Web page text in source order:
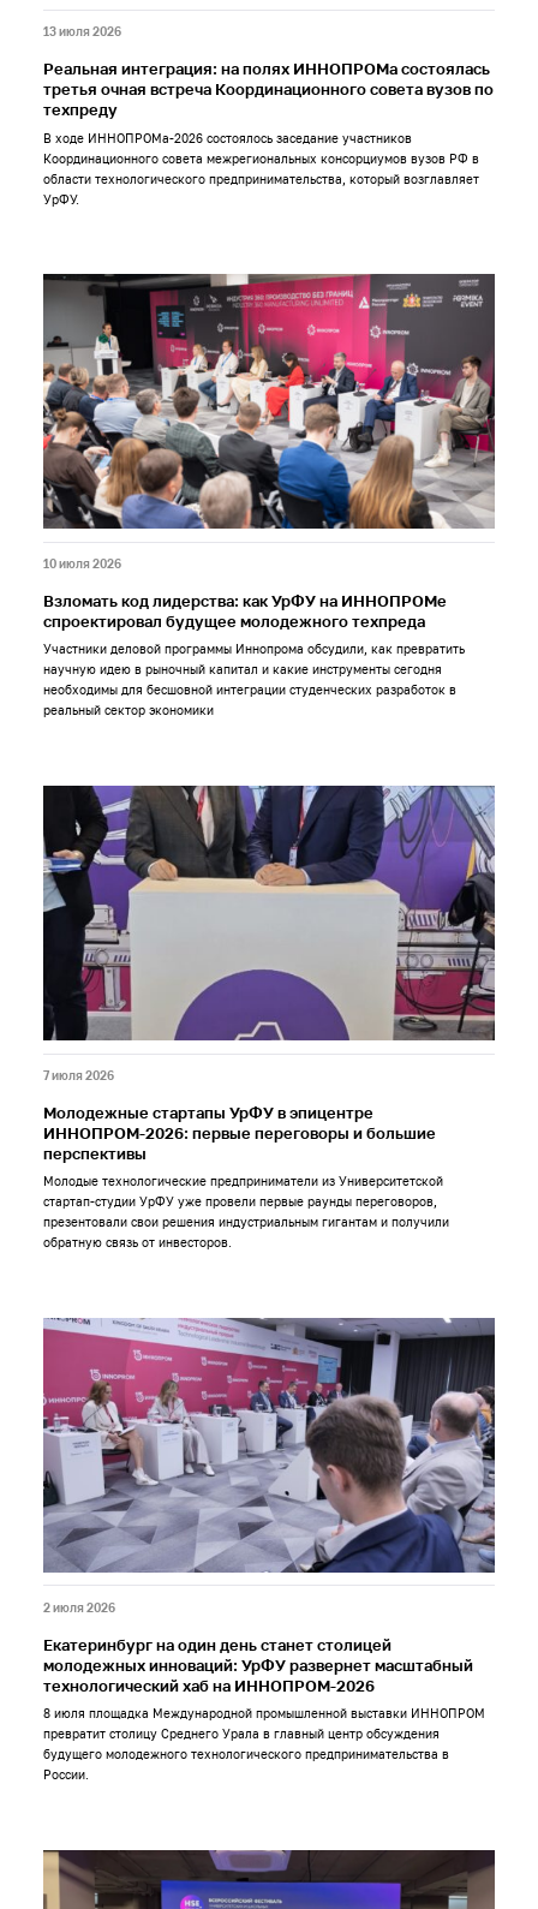
13 июля 2026
Реальная интеграция: на полях ИННОПРОМа состоялась
третья очная встреча Координационного совета вузов по
техпреду
В ходе ИННОПРОМа-2026 состоялось заседание участников
Координационного совета межрегиональных консорциумов вузов РФ в
области технологического предпринимательства, который возглавляет
УрФУ.
10 июля 2026
Взломать код лидерства: как УрФУ на ИННОПРОМе
спроектировал будущее молодежного техпреда
Участники деловой программы Иннопрома обсудили, как превратить
научную идею в рыночный капитал и какие инструменты сегодня
необходимы для бесшовной интеграции студенческих разработок в
реальный сектор экономики
7 июля 2026
Молодежные стартапы УрФУ в эпицентре
ИННОПРОМ-2026: первые переговоры и большие
перспективы
Молодые технологические предприниматели из Университетской
стартап-студии УрФУ уже провели первые раунды переговоров,
презентовали свои решения индустриальным гигантам и получили
обратную связь от инвесторов.
2 июля 2026
Екатеринбург на один день станет столицей
молодежных инноваций: УрФУ развернет масштабный
технологический хаб на ИННОПРОМ-2026
8 июля площадка Международной промышленной выставки ИННОПРОМ
превратит столицу Среднего Урала в главный центр обсуждения
будущего молодежного технологического предпринимательства в
России.